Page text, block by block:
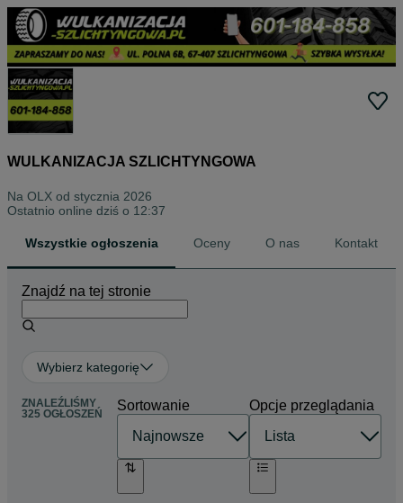
WULKANIZACJA SZLICHTYNGOWA
Na OLX od stycznia 2026
Ostatnio online dziś o 12:37
Wszystkie ogłoszenia Oceny O nas Kontakt
Znajdź na tej stronie
Wybierz kategorię
ZNALEŹLIŚMY
325 OGŁOSZEŃ
Sortowanie Opcje przeglądania